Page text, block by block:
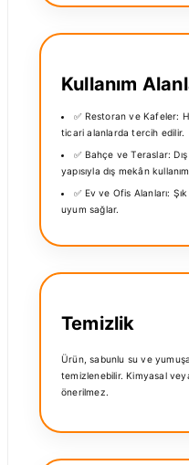
Kullanım
✅ Restoran ve Kafeler:
ticari alanlarda tercih edilir.
✅ Bahçe ve Teraslar:
yapısıyla dış mekân
✅ Ev ve Ofis Alanları:
uyum sağlar.
Temizlik
Ürün, sabunlu su ve
temizlenebilir. Kimyasal veya
önerilmez.